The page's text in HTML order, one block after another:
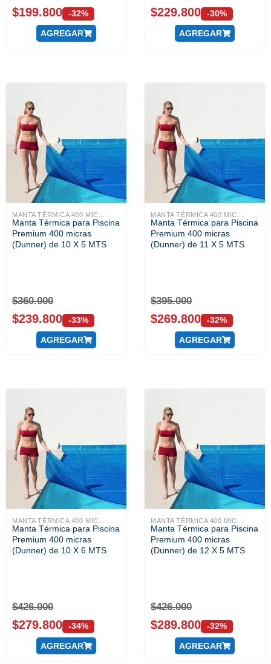
$199.800 -32%
AGREGAR
$229.800 -30%
AGREGAR
MANTA TÉRMICA 400 MIC...
Manta Térmica para Piscina
Premium 400 micras
(Dunner) de 10 X 5 MTS
$360.000
$239.800 -33%
AGREGAR
MANTA TÉRMICA 400 MIC...
Manta Térmica para Piscina
Premium 400 micras
(Dunner) de 11 X 5 MTS
$395.000
$269.800 -32%
AGREGAR
MANTA TÉRMICA 400 MIC...
Manta Térmica para Piscina
Premium 400 micras
(Dunner) de 10 X 6 MTS
$426.000
$279.800 -34%
AGREGAR
MANTA TÉRMICA 400 MIC...
Manta Térmica para Piscina
Premium 400 micras
(Dunner) de 12 X 5 MTS
$426.000
$289.800 -32%
AGREGAR